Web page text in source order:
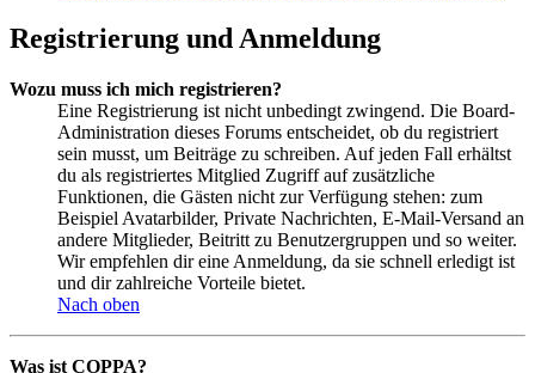
Registrierung und Anmeldung
Wozu muss ich mich registrieren?
Eine Registrierung ist nicht unbedingt zwingend. Die Board-
Administration dieses Forums entscheidet, ob du registriert
sein musst, um Beiträge zu schreiben. Auf jeden Fall erhältst
du als registriertes Mitglied Zugriff auf zusätzliche
Funktionen, die Gästen nicht zur Verfügung stehen: zum
Beispiel Avatarbilder, Private Nachrichten, E-Mail-Versand an
andere Mitglieder, Beitritt zu Benutzergruppen und so weiter.
Wir empfehlen dir eine Anmeldung, da sie schnell erledigt ist
und dir zahlreiche Vorteile bietet.
Nach oben
Was ist COPPA?